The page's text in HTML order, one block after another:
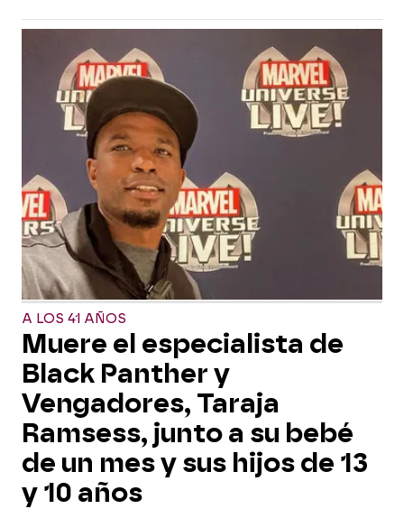
A LOS 41 AÑOS
Muere el especialista de
Black Panther y
Vengadores, Taraja
Ramsess, junto a su bebé
de un mes y sus hijos de 13
y 10 años